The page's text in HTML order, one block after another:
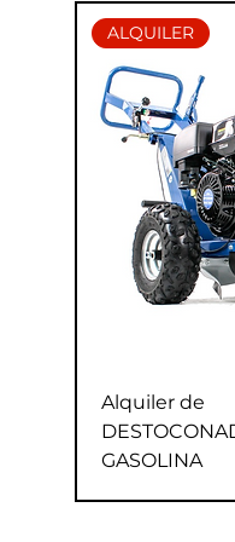
ALQUILER
Alquiler de
GASOLINA